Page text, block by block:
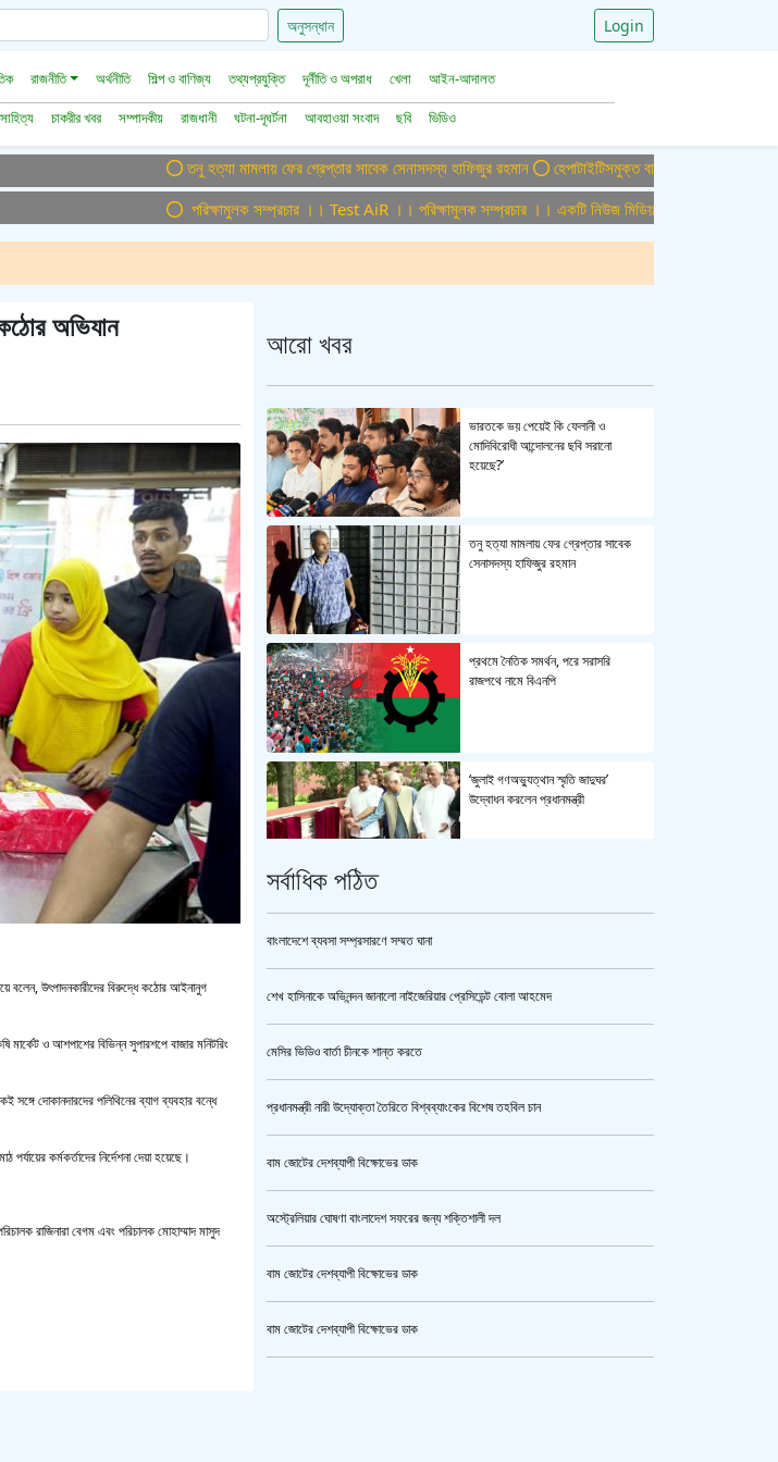
অনুসন্ধান Login
রাজনীতি অর্থনীতি শিল্প ও বাণিজ্য তথ্যপ্রযুক্তি দূর্নীতি ও অপরাধ খেলা
আইন-আদালত
সাহিত্য চাকরীর খবর সম্পাদকীয় রাজধানী ঘটনা-দূঘর্টনা আবহাওয়া সংবাদ ছবি ভিডিও
তনু হত্যা মামলায় ফের গ্রেপ্তার সাবেক সেনাসদস্য হাফিজুর রহমান হেপাটাইটিসমুক্ত বাংলাদেশ গড়ে তুলতে সম্মিলিত
পরিক্ষামুলক সম্প্রচার ।। Test AiR ।। পরিক্ষামুলক সম্প্রচার ।। একটি নিউজ মিডিয়া হাউজের জন্য অফিস
অভিযান
বলেন, উৎপাদনকারীদের বিরুদ্ধে কঠোর আইনানুগ
ও আশপাশের বিভিন্ন সুপারশপে বাজার মনিটরিং
দোকানদারদের পলিথিনের ব্যাগ ব্যবহার বন্ধে
কর্মকর্তাদের নির্দেশনা দেয়া হয়েছে।
রাজিনারা বেগম এবং পরিচালক মোহাম্মাদ মাসুদ
আরো খবর
ভারতকে ভয় পেয়েই কি ফেলানী ও
মোদিবিরোধী আন্দোলনের ছবি সরানো
হয়েছে?’
তনু হত্যা মামলায় ফের গ্রেপ্তার সাবেক
সেনাসদস্য হাফিজুর রহমান
প্রথমে নৈতিক সমর্থন, পরে সরাসরি
রাজপথে নামে বিএনপি
‘জুলাই গণঅভ্যুত্থান স্মৃতি জাদুঘর’
উদ্বোধন করলেন প্রধানমন্ত্রী
হচ্ছে ৫ আগস্ট
উর্বশীর অন্তরঙ্গ ভিডিও ফাঁস
ক্যামেরার টান আজও অটুট, মঞ্চ-সিনেমা
সর্বাধিক পঠিত
বাংলাদেশে ব্যবসা সম্প্রসারণে সম্মত ঘানা
শেখ হাসিনাকে অভিনন্দন জানালো নাইজেরিয়ার প্রেসিডেন্ট বোলা আহমেদ
মেসির ভিডিও বার্তা চীনকে শান্ত করতে
প্রধানমন্ত্রী নারী উদ্যোক্তা তৈরিতে বিশ্বব্যাংকের বিশেষ তহবিল চান
বাম জোটের দেশব্যাপী বিক্ষোভের ডাক
অস্ট্রেলিয়ার ঘোষণা বাংলাদেশ সফরের জন্য শক্তিশালী দল
বাম জোটের দেশব্যাপী বিক্ষোভের ডাক
বাম জোটের দেশব্যাপী বিক্ষোভের ডাক